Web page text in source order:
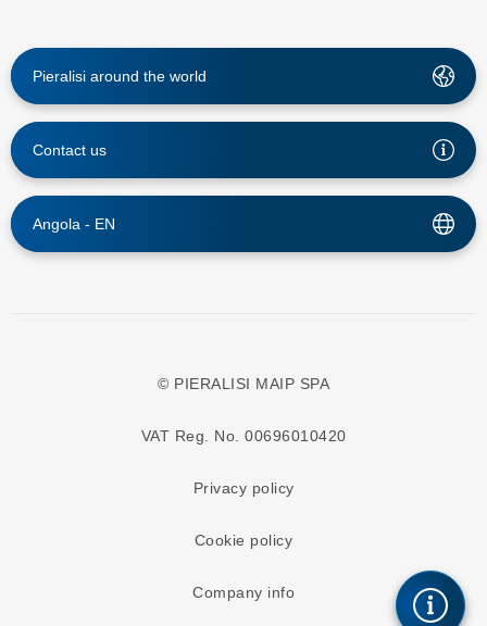
Pieralisi around the world
Contact us
Angola - EN
© PIERALISI MAIP SPA
VAT Reg. No. 00696010420
Privacy policy
Cookie policy
Company info